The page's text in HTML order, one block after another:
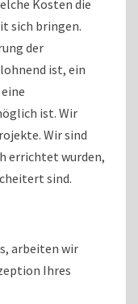
Kosten die
sich bringen.
der
ist, ein
ist. Wir
Wir sind
errichtet wurden,
sind.
arbeiten wir
Ihres